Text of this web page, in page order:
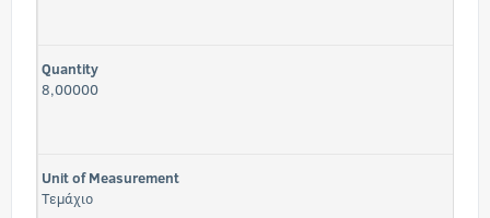
Quantity
8,00000
Unit of Measurement
Τεμάχιο